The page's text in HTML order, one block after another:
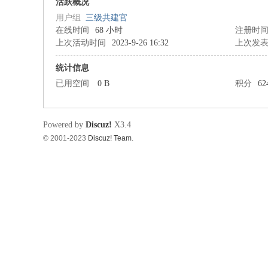
资
活跃概况
用户组 三级共建官
在线时间
68 小时
注册时间
上次活动时间
2023-9-26 16:32 上次发
统计信息
已用空间
0 B 积分
Powered by Discuz! X3.4
© 2001-2023 Discuz! Team